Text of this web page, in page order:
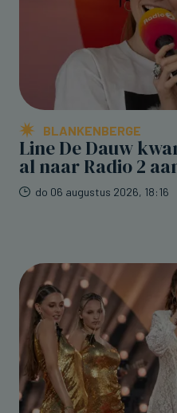
BLANKENBERGE
Line De Dauw
al naar Radio 2
do 06 augustus 2026, 18:16